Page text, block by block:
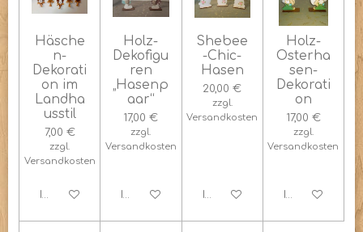
Häsche
n-
Dekorati
on im
Landha
usstil
7,00 €
zzgl.
Versandkosten
In den Warenkorb
Holz-
Dekofigu
ren
„Hasenp
aar“
17,00 €
zzgl.
Versandkosten
In den Warenkorb
Shebee
-Chic-
Hasen
20,00 €
zzgl.
Versandkosten
In den Warenkorb
Holz-
Osterha
sen-
Dekorati
on
17,00 €
zzgl.
Versandkosten
In den